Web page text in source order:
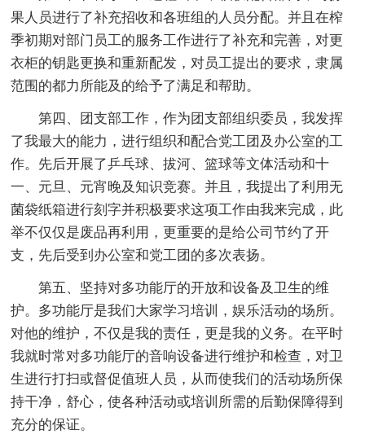
果人员进行了补充招收和各班组的人员分配。并且在榨
季初期对部门员工的服务工作进行了补充和完善，对更
衣柜的钥匙更换和重新配发，对员工提出的要求，隶属
范围的都力所能及的给予了满足和帮助。
第四、团支部工作，作为团支部组织委员，我发挥
了我最大的能力，进行组织和配合党工团及办公室的工
作。先后开展了乒乓球、拔河、篮球等文体活动和十
一、元旦、元宵晚及知识竞赛。并且，我提出了利用无
菌袋纸箱进行刻字并积极要求这项工作由我来完成，此
举不仅仅是废品再利用，更重要的是给公司节约了开
支，先后受到办公室和党工团的多次表扬。
第五、坚持对多功能厅的开放和设备及卫生的维
护。多功能厅是我们大家学习培训，娱乐活动的场所。
对他的维护，不仅是我的责任，更是我的义务。在平时
我就时常对多功能厅的音响设备进行维护和检查，对卫
生进行打扫或督促值班人员，从而使我们的活动场所保
持干净，舒心，使各种活动或培训所需的后勤保障得到
充分的保证。